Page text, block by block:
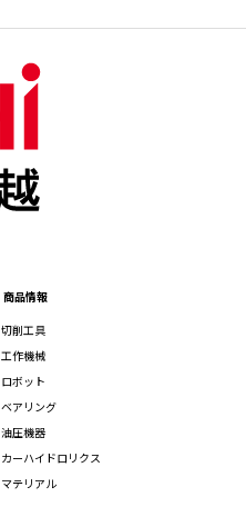
商品情報
切削工具
工作機械
ロボット
ベアリング
油圧機器
カーハイドロリクス
マテリアル